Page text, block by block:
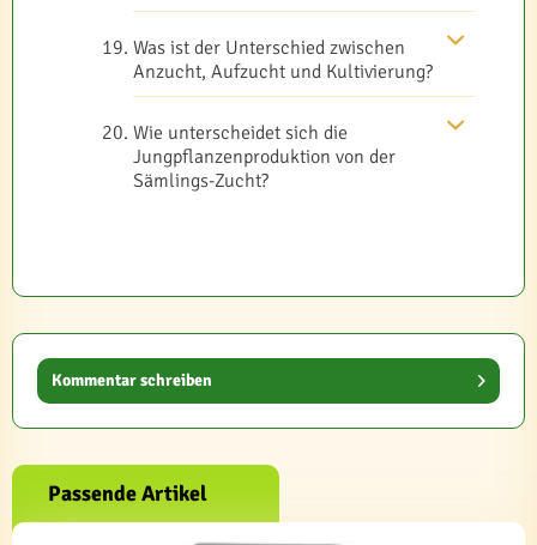
Was ist der Unterschied zwischen
Anzucht, Aufzucht und Kultivierung?
Wie unterscheidet sich die
Jungpflanzenproduktion von der
Sämlings-Zucht?
Kommentar schreiben
Passende Artikel